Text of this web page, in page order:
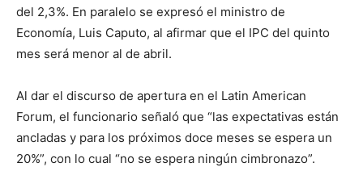
del 2,3%. En paralelo se expresó el ministro de
Economía, Luis Caputo, al afirmar que el IPC del quinto
mes será menor al de abril.
Al dar el discurso de apertura en el Latin American
Forum, el funcionario señaló que “las expectativas están
ancladas y para los próximos doce meses se espera un
20%”, con lo cual “no se espera ningún cimbronazo”.